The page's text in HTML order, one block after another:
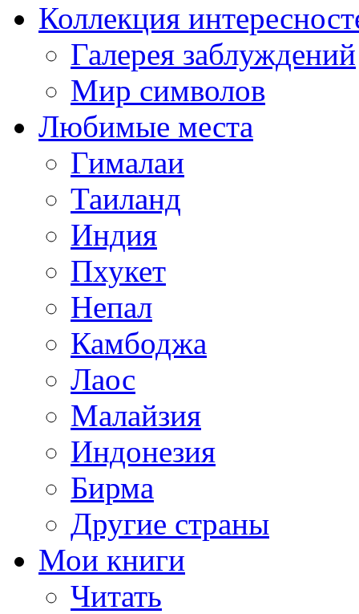
Коллекция
Галерея заблуждений
Мир символов
Любимые места
Гималаи
Таиланд
Индия
Пхукет
Непал
Камбоджа
Лаос
Малайзия
Индонезия
Бирма
Другие страны
Мои книги
Читать